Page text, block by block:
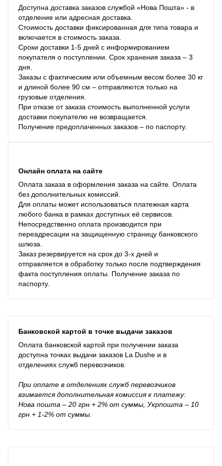
Доступна доставка заказов службой «Нова Пошта» - в
отделение или адресная доставка.
Стоимость доставки фиксированная для типа товара и
включается в стоимость заказа.
Сроки доставки 1-5 дней с информированием
покупателя о поступлении. Срок хранения заказа – 3
дня.
Заказы с фактическим или объемным весом более 30 кг
и длиной более 90 см – отправляются только на
грузовые отделения.
При отказе от заказа стоимость выполненной услуги
доставки покупателю не возвращается.
Получение предоплаченных заказов – по паспорту.
Онлайн оплата на сайте
Оплата заказа в оформления заказа на сайте. Оплата
без дополнительных комиссий.
Для оплаты может использоваться платежная карта
любого банка в рамках доступных её сервисов.
Непосредственно оплата производится при
переадресации на защищенную страницу банковского
шлюза.
Заказ резервируется на срок до 3-х дней и
отправляется в обработку только после подтверждения
факта поступления оплаты. Получение заказа по
паспорту.
Банковской картой в точке выдачи заказов
Оплата банковской картой при получении заказа
доступна точках выдачи заказов La Dushe и в
отделениях служб перевозчиков.
При оплате в отделениях служб перевозчиков
взимается дополнительная комиссия к платежу:
Нова пошта – 20 грн + 2% от суммы, Укрпошта – 10
грн + 1-2% от суммы.